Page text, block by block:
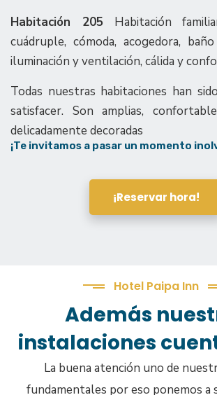
Habitación 205 Habitación
cuádruple, cómoda, acogedora,
iluminación y ventilación, cálida y
Todas nuestras habitaciones han
satisfacer. Son amplias,
delicadamente decoradas
¡Te invitamos a pasar un momento
¡Reservar hora!
Hotel Paipa Inn
Además
instalaciones
La buena atención uno de
fundamentales por eso ponemos a